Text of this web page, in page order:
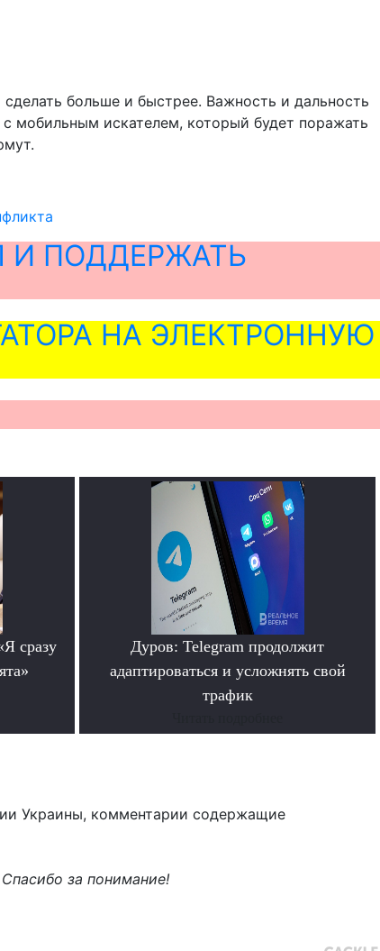
больше и быстрее. Важность и дальность
мобильным искателем, который будет поражать
И ПОДДЕРЖАТЬ
НА ЭЛЕКТРОННУЮ
сразу
Дуров: Telegram продолжит
адаптироваться и усложнять свой
трафик
Украины, комментарии содержащие
Спасибо за понимание!